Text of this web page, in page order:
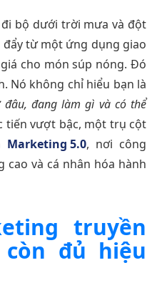
bộ dưới trời mưa và đột
từ một ứng dụng giao
cho món súp nóng. Đó
Nó không chỉ hiểu bạn là
đâu, đang làm gì và có thể
tiến vượt bậc, một trụ cột
Marketing 5.0, nơi công
cao và cá nhân hóa hành
truyền
đủ hiệu